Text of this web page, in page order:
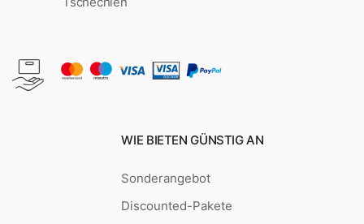
WIE BIETEN GÜNSTIG AN
Sonderangebot
Discounted-Pakete